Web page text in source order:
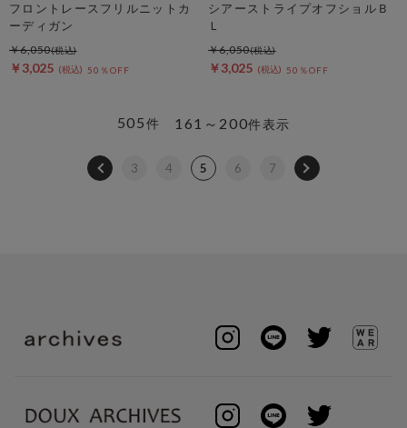
フロントレースフリルニットカ
ーディガン
￥3,025 50％OFF
￥6,050
シアーストライプオフショルＢ
Ｌ
￥3,025 50％OFF
￥6,050
161～200件表示
505件
3 4 5 6 7